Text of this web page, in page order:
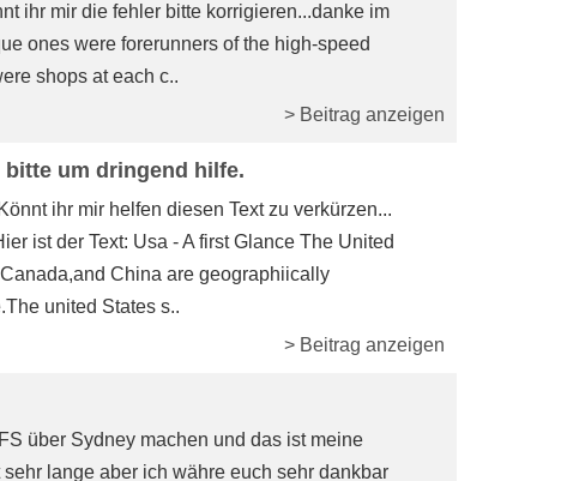
ihr mir die fehler bitte korrigieren...danke im
ones were forerunners of the high-speed
shops at each c..
> Beitrag anzeigen
um dringend hilfe.
ihr mir helfen diesen Text zu verkürzen...
ist der Text: Usa - A first Glance The United
China are geographiically
united States s..
> Beitrag anzeigen
über Sydney machen und das ist meine
lange aber ich währe euch sehr dankbar